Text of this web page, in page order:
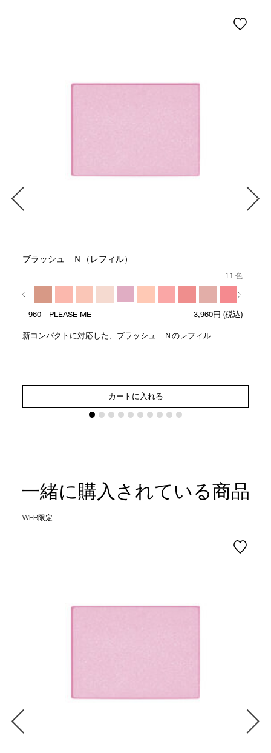
ブラッシュ Ｎ（レフィル）
11 色
960 PLEASE ME 3,960円 (税込)
新コンパクトに対応した、ブラッシュ Ｎのレフィル
カートに入れる
一緒に購入されている商品
WEB限定